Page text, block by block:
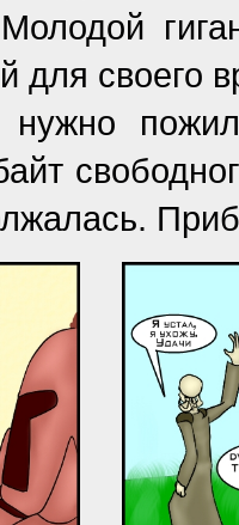
для своего